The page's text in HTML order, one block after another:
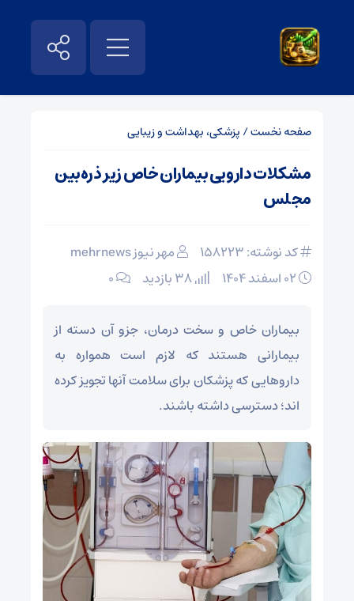
صفحه نخست/ پزشکی، بهداشت و زیبایی
مشکلات دارویی بیماران خاص زیر ذره‌بین
مجلس
کد نوشته: 158223
مهر نیوز mehrnews
۰
بیماران خاص و سخت درمان، جزو آن دسته از
بیمارانی هستند که لازم است همواره به
داروهایی که پزشکان برای سلامت آنها تجویز کرده
اند؛ دسترسی داشته باشند.